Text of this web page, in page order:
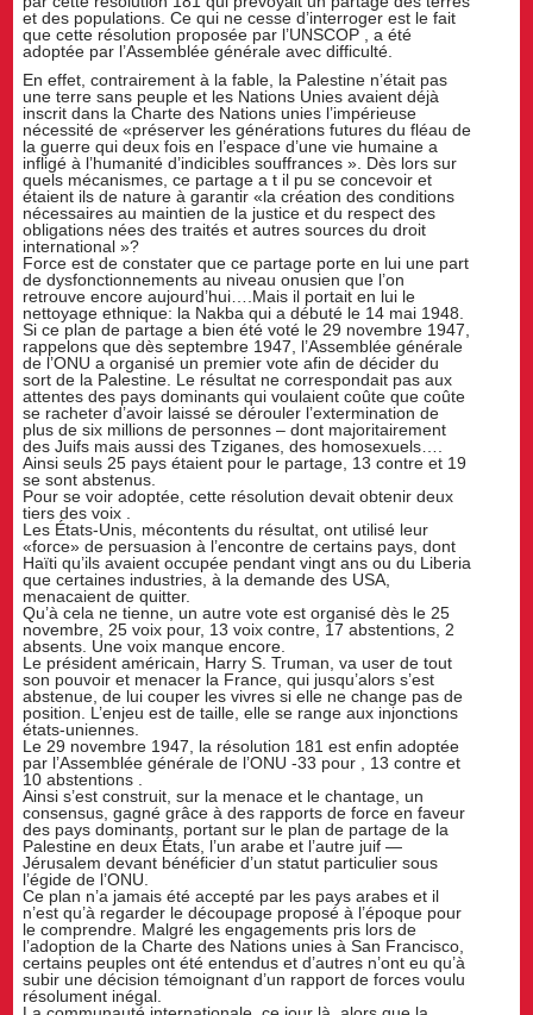
et des populations. Ce qui ne cesse d’interroger est le fait
que cette résolution proposée par l’UNSCOP , a été
adoptée par l’Assemblée générale avec difficulté.
En effet, contrairement à la fable, la Palestine n’était pas
une terre sans peuple et les Nations Unies avaient déjà
inscrit dans la Charte des Nations unies l’impérieuse
nécessité de «préserver les générations futures du fléau de
la guerre qui deux fois en l’espace d’une vie humaine a
infligé à l’humanité d’indicibles souffrances ». Dès lors sur
quels mécanismes, ce partage a t il pu se concevoir et
étaient ils de nature à garantir «la création des conditions
nécessaires au maintien de la justice et du respect des
obligations nées des traités et autres sources du droit
international »?
Force est de constater que ce partage porte en lui une part
de dysfonctionnements au niveau onusien que l’on
retrouve encore aujourd’hui….Mais il portait en lui le
nettoyage ethnique: la Nakba qui a débuté le 14 mai 1948.
Si ce plan de partage a bien été voté le 29 novembre 1947,
rappelons que dès septembre 1947, l’Assemblée générale
de l’ONU a organisé un premier vote afin de décider du
sort de la Palestine. Le résultat ne correspondait pas aux
attentes des pays dominants qui voulaient coûte que coûte
se racheter d’avoir laissé se dérouler l’extermination de
plus de six millions de personnes – dont majoritairement
des Juifs mais aussi des Tziganes, des homosexuels….
Ainsi seuls 25 pays étaient pour le partage, 13 contre et 19
se sont abstenus.
Pour se voir adoptée, cette résolution devait obtenir deux
tiers des voix .
Les États-Unis, mécontents du résultat, ont utilisé leur
«force» de persuasion à l’encontre de certains pays, dont
Haïti qu’ils avaient occupée pendant vingt ans ou du Liberia
que certaines industries, à la demande des USA,
menacaient de quitter.
Qu’à cela ne tienne, un autre vote est organisé dès le 25
novembre, 25 voix pour, 13 voix contre, 17 abstentions, 2
absents. Une voix manque encore.
Le président américain, Harry S. Truman, va user de tout
son pouvoir et menacer la France, qui jusqu’alors s’est
abstenue, de lui couper les vivres si elle ne change pas de
position. L’enjeu est de taille, elle se range aux injonctions
états-uniennes.
Le 29 novembre 1947, la résolution 181 est enfin adoptée
par l’Assemblée générale de l’ONU -33 pour , 13 contre et
10 abstentions .
Ainsi s’est construit, sur la menace et le chantage, un
consensus, gagné grâce à des rapports de force en faveur
des pays dominants, portant sur le plan de partage de la
Palestine en deux États, l’un arabe et l’autre juif —
Jérusalem devant bénéficier d’un statut particulier sous
l’égide de l’ONU.
Ce plan n’a jamais été accepté par les pays arabes et il
n’est qu’à regarder le découpage proposé à l’époque pour
le comprendre. Malgré les engagements pris lors de
l’adoption de la Charte des Nations unies à San Francisco,
certains peuples ont été entendus et d’autres n’ont eu qu’à
subir une décision témoignant d’un rapport de forces voulu
résolument inégal.